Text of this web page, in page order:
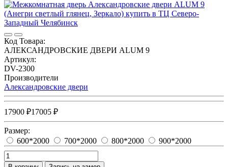
Код Товара:
АЛЕКСАНДРОВСКИЕ ДВЕРИ ALUM 9
Артикул:
DV-2300
Производители
Александровские двери
17900 ₽17005 ₽
Размер:
600*2000
700*2000 800*2000 900*2000